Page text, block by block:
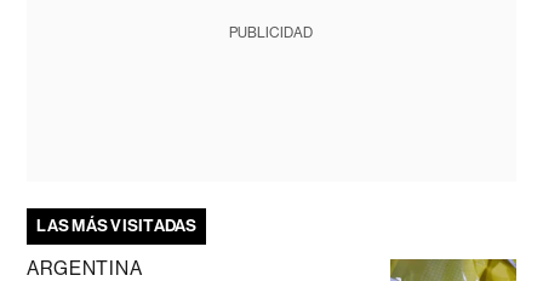
PUBLICIDAD
LAS MÁS VISITADAS
ARGENTINA